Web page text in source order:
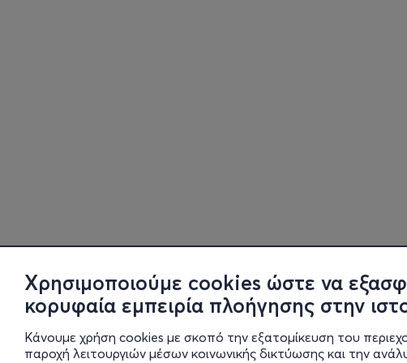
Χρησιμοποιούμε cookies ώστε να
κορυφαία εμπειρία πλοήγησης στην
Κάνουμε χρήση cookies με σκοπό την εξατομίκευση του
παροχή λειτουργιών μέσων κοινωνικής δικτύωσης και την